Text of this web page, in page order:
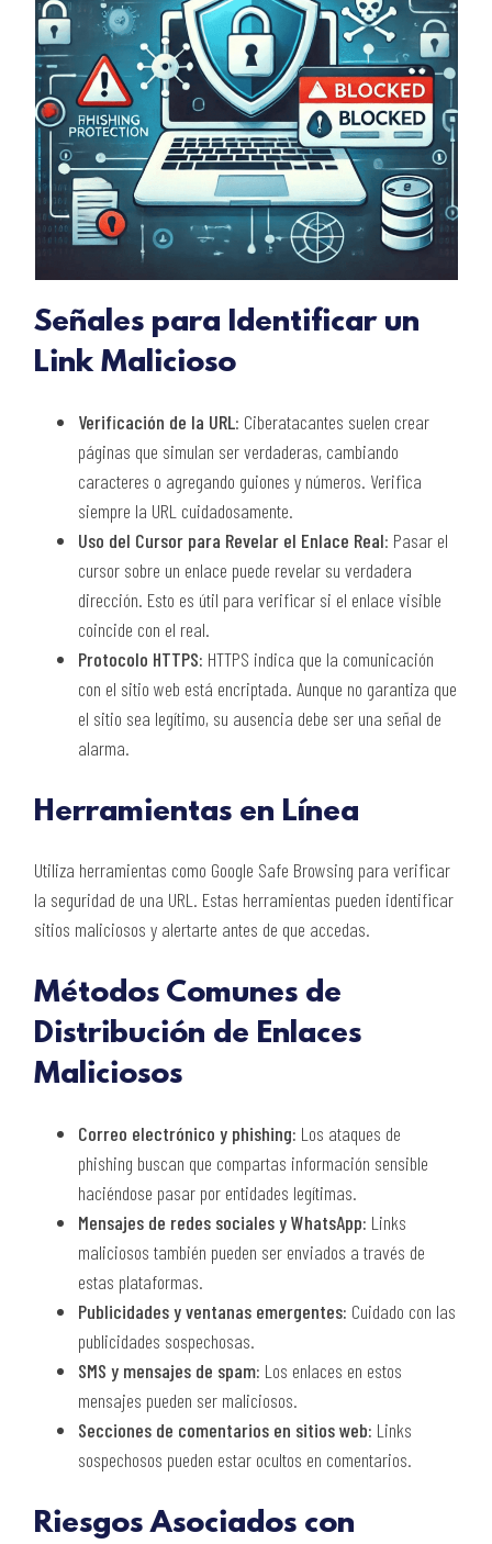
Señales para Identificar un
Link Malicioso
Verificación de la URL: Ciberatacantes suelen crear
páginas que simulan ser verdaderas, cambiando
caracteres o agregando guiones y números. Verifica
siempre la URL cuidadosamente.
Uso del Cursor para Revelar el Enlace Real: Pasar el
cursor sobre un enlace puede revelar su verdadera
dirección. Esto es útil para verificar si el enlace visible
coincide con el real.
Protocolo HTTPS: HTTPS indica que la comunicación
con el sitio web está encriptada. Aunque no garantiza que
el sitio sea legítimo, su ausencia debe ser una señal de
alarma.
Herramientas en Línea
Utiliza herramientas como Google Safe Browsing para verificar
la seguridad de una URL. Estas herramientas pueden identificar
sitios maliciosos y alertarte antes de que accedas.
Métodos Comunes de
Distribución de Enlaces
Maliciosos
Correo electrónico y phishing: Los ataques de
phishing buscan que compartas información sensible
haciéndose pasar por entidades legítimas.
Mensajes de redes sociales y WhatsApp: Links
maliciosos también pueden ser enviados a través de
estas plataformas.
Publicidades y ventanas emergentes: Cuidado con las
publicidades sospechosas.
SMS y mensajes de spam: Los enlaces en estos
mensajes pueden ser maliciosos.
Secciones de comentarios en sitios web: Links
sospechosos pueden estar ocultos en comentarios.
Riesgos Asociados con